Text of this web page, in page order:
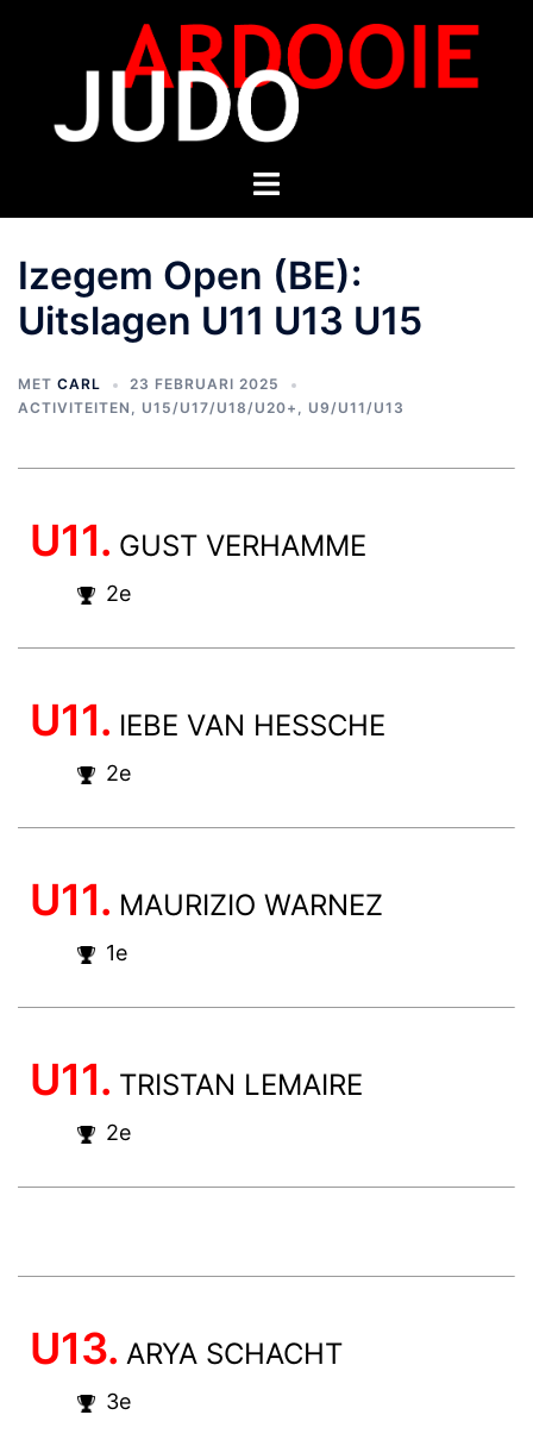
Izegem Open (BE):
Uitslagen U11 U13 U15
MET CARL
23 FEBRUARI 2025
ACTIVITEITEN , U15/U17/U18/U20+ , U9/U11/U13
U11. GUST VERHAMME
2e
U11. IEBE VAN HESSCHE
2e
U11. MAURIZIO WARNEZ
1e
U11. TRISTAN LEMAIRE
2e
U13. ARYA SCHACHT
3e